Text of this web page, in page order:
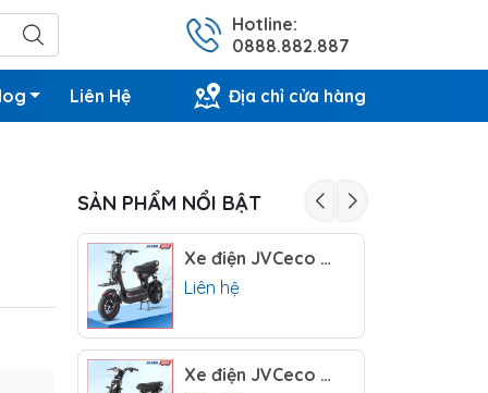
Hotline:
0888.882.887
Liên Hệ Địa chỉ cửa hàng
SẢN PHẨM NỔI BẬT
Xe điện JVCeco G5
Liên hệ
Xe điện JVCeco S600i